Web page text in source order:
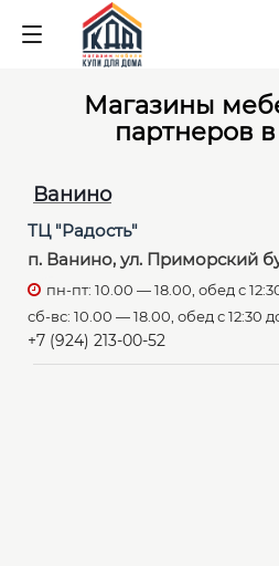
Магазины
партнеров
Ванино
ТЦ "Радость"
п. Ванино, ул. Приморский
пн-пт: 10.00 — 18.00, обед с
сб-вс: 10.00 — 18.00, обед с 12:30
+7 (924) 213-00-52